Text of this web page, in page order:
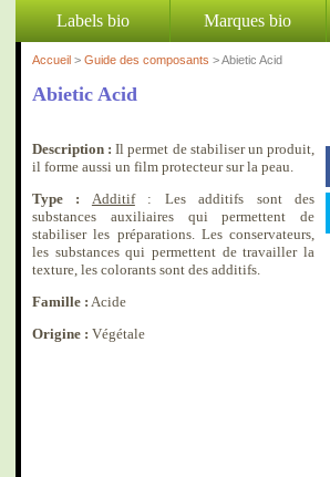
Labels bio Marques bio
Accueil > Guide des composants > Abietic Acid
Abietic Acid
Description : Il permet de stabiliser un produit,
il forme aussi un film protecteur sur la peau.
Type :
Additif: Les additifs sont des
substances auxiliaires qui permettent de
stabiliser les préparations. Les conservateurs,
les substances qui permettent de travailler la
texture, les colorants sont des additifs.
Famille : Acide
Origine : Végétale